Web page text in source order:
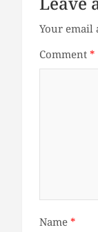
Your email
Comment*
Name*